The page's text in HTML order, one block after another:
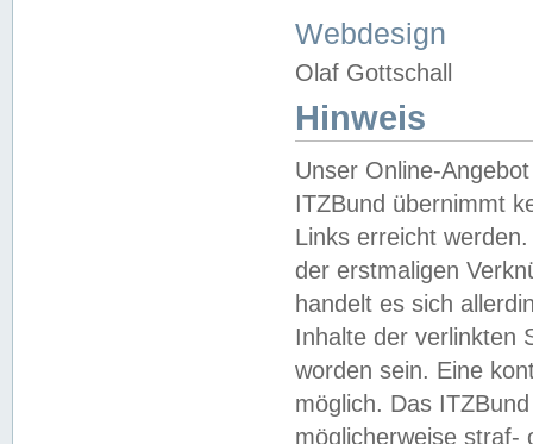
Webdesign
Olaf Gottschall
Hinweis
Unser Online-
ITZBund übernimmt
Links erreicht
der erstmaligen
handelt es sich
Inhalte der verlinkten
worden sein. Eine
möglich. Das
möglicherweise straf-